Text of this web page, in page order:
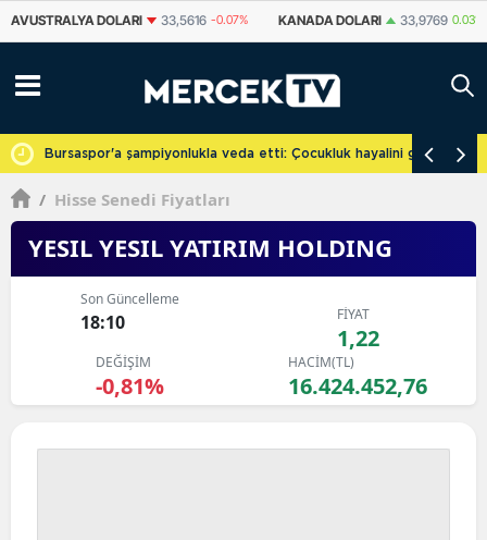
KANADA DOLARI 33,9769 0.03% İSVIÇRE FRANKI 58,9975 0.05%
Bursaspor'a şampiyonlukla veda etti: Çocukluk hayalini
/ Hisse Senedi Fiyatları
YESIL YESIL YATIRIM HOLDING
Son Güncelleme
18:10 FİYAT
1,22
DEĞİŞİM
-0,81%
HACİM(TL)
16.424.452,76